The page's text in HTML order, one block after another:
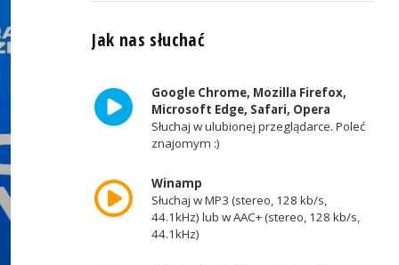
Jak nas słuchać
Google Chrome, Mozilla Firefox,
Microsoft Edge, Safari, Opera
Słuchaj w ulubionej przeglądarce. Poleć
znajomym :)
Winamp
Słuchaj w MP3 (stereo, 128 kb/s,
44.1kHz) lub w AAC+ (stereo, 128 kb/s,
44.1kHz)